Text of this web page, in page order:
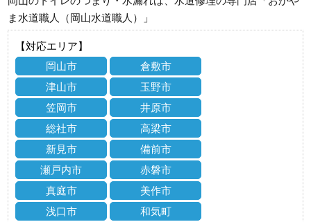
ま水道職人（岡山水道職人）」
【対応エリア】
岡山市
倉敷市
津山市
玉野市
笠岡市
井原市
総社市
高梁市
新見市
備前市
瀬戸内市
赤磐市
真庭市
美作市
浅口市
和気町